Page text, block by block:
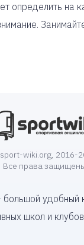
определить на
wiki.org, 2016-
Все права
большой удобный
школ и